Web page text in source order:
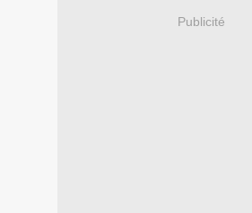
Publicité